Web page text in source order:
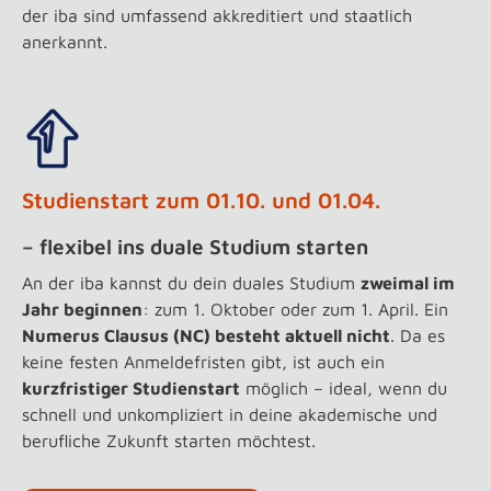
der iba sind umfassend akkreditiert und staatlich
anerkannt.
Studienstart zum 01.10. und 01.04.
– flexibel ins duale Studium starten
An der iba kannst du dein duales Studium zweimal im
Jahr beginnen: zum 1. Oktober oder zum 1. April. Ein
Numerus Clausus (NC) besteht aktuell nicht. Da es
keine festen Anmeldefristen gibt, ist auch ein
kurzfristiger Studienstart möglich – ideal, wenn du
schnell und unkompliziert in deine akademische und
berufliche Zukunft starten möchtest.